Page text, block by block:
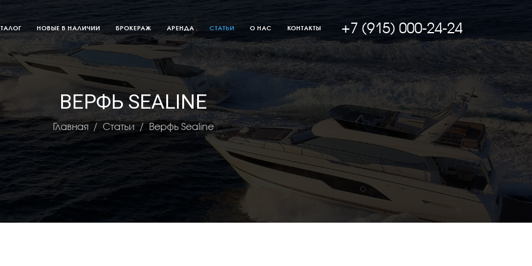
НОВЫЕ В НАЛИЧИИ БРОКЕРАЖ АРЕНДА СТАТЬИ О НАС КОНТАКТЫ +7 (915) 000-24-24
ВЕРФЬ SEALINE
Главная Статьи Верфь Sealine